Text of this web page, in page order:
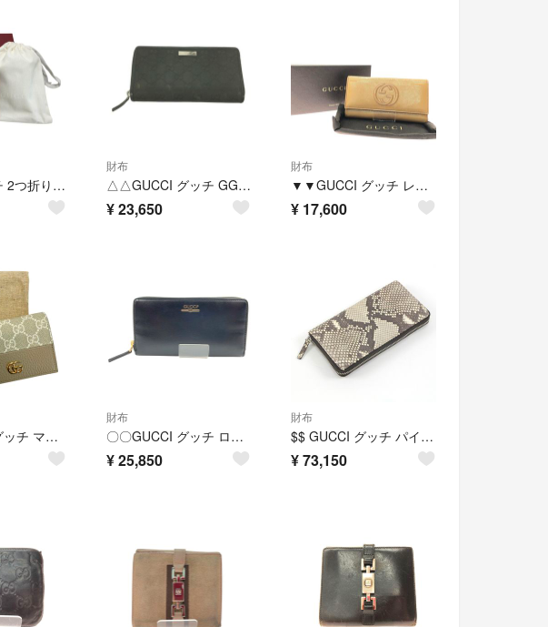
GUCCI グッチ 2つ折り財布 GGスプリーム 621887 ブラウン レザー ゴールド金具
財布
△△GUCCI グッチ GGキャンバス×レザー ラウンドファスナー長財布 307980 ブラック
¥23,650
財布
▼▼GUCCI グッチ レディース 長財布 ソーホー インターロッキングG GG 282414・2184 カーキ
¥ 17,600
☆☆GUCCI グッチ マーモント ダブルG ミニウォレット デニムxレザー 658610 ブラック 2つ折り財布
財布
〇〇GUCCI グッチ ロゴ ジップアラウンドウォレット ラウンドファスナー長財布 547591 ブラック
¥25,850
財布
$$ GUCCI グッチ パイソン 長財布 353227-2778
¥73,150